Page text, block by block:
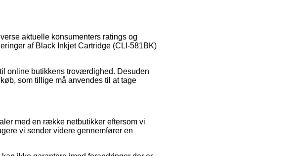
aktuelle konsumenters ratings og
af Black Inkjet Cartridge (CLI-581BK)
online butikkens troværdighed. Desuden
som tillige må anvendes til at tage
med en række netbutikker eftersom vi
vi sender videre gennemfører en